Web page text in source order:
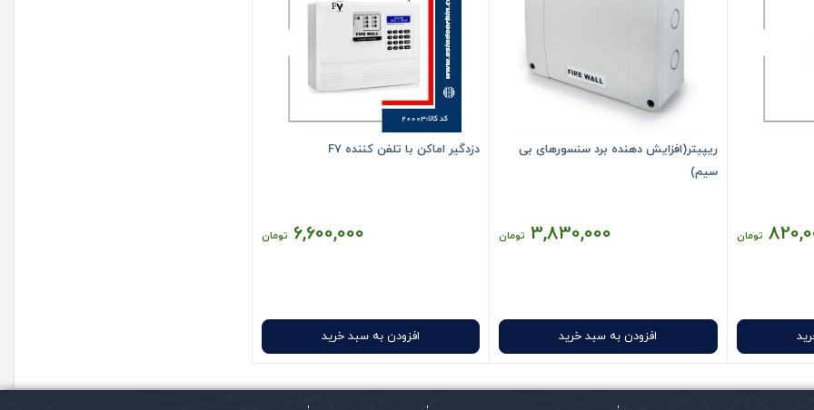
تومان
ریپیتر(افزایش دهنده برد سنسورهای بی
سیم)
3,830,000 تومان
افزودن به سبد خرید
دزدگیر اماکن با تلفن کننده F7
6,600,000 تومان
افزودن به سبد خرید